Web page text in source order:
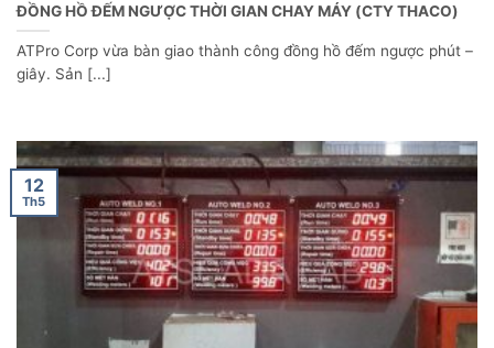
ĐỒNG HỒ ĐẾM NGƯỢC THỜI GIAN CHAY MÁY (CTY THACO)
ATPro Corp vừa bàn giao thành công đồng hồ đếm ngược phút –
giây. Sản [...]
12
Th5